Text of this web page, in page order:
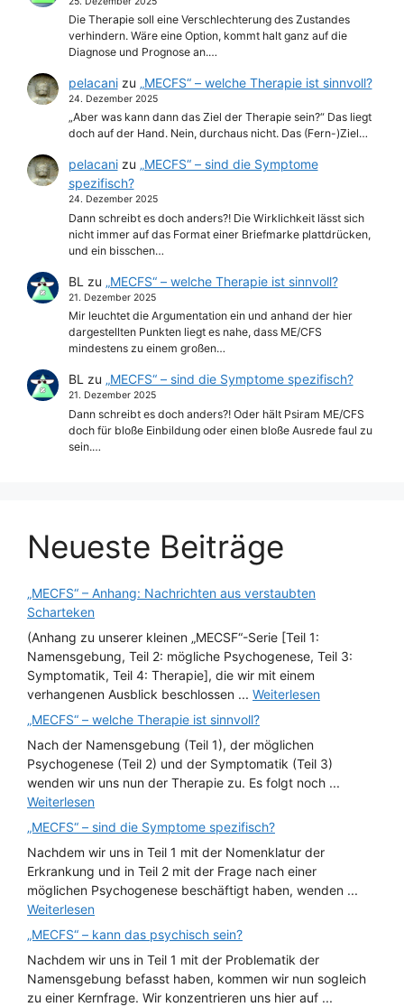
Die Therapie soll eine Verschlechterung des Zustandes
verhindern. Wäre eine Option, kommt halt ganz auf die
Diagnose und Prognose an.…
pelacanizu „MECFS“ – welche Therapie ist sinnvoll?
24. Dezember 2025
„Aber was kann dann das Ziel der Therapie sein?“ Das liegt
doch auf der Hand. Nein, durchaus nicht. Das (Fern-)Ziel…
pelacanizu „MECFS“ – sind die Symptome
spezifisch?
24. Dezember 2025
Dann schreibt es doch anders?! Die Wirklichkeit lässt sich
nicht immer auf das Format einer Briefmarke plattdrücken,
und ein bisschen…
BL zu „MECFS“ – welche Therapie ist sinnvoll?
21. Dezember 2025
Mir leuchtet die Argumentation ein und anhand der hier
dargestellten Punkten liegt es nahe, dass ME/CFS
mindestens zu einem großen…
BL zu „MECFS“ – sind die Symptome spezifisch?
21. Dezember 2025
Dann schreibt es doch anders?! Oder hält Psiram ME/CFS
doch für bloße Einbildung oder einen bloße Ausrede faul zu
sein.…
Neueste Beiträge
„MECFS“ – Anhang: Nachrichten aus verstaubten
Scharteken
(Anhang zu unserer kleinen „MECSF“-Serie [Teil 1:
Namensgebung, Teil 2: mögliche Psychogenese, Teil 3:
Symptomatik, Teil 4: Therapie], die wir mit einem
verhangenen Ausblick beschlossen ... Weiterlesen
„MECFS“ – welche Therapie ist sinnvoll?
Nach der Namensgebung (Teil 1), der möglichen
Psychogenese (Teil 2) und der Symptomatik (Teil 3)
wenden wir uns nun der Therapie zu. Es folgt noch ...
Weiterlesen
„MECFS“ – sind die Symptome spezifisch?
Nachdem wir uns in Teil 1 mit der Nomenklatur der
Erkrankung und in Teil 2 mit der Frage nach einer
möglichen Psychogenese beschäftigt haben, wenden ...
Weiterlesen
„MECFS“ – kann das psychisch sein?
Nachdem wir uns in Teil 1 mit der Problematik der
Namensgebung befasst haben, kommen wir nun sogleich
zu einer Kernfrage. Wir konzentrieren uns hier auf ...